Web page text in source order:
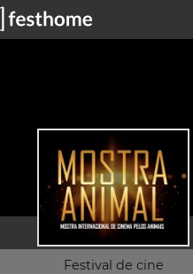
Festival de cine